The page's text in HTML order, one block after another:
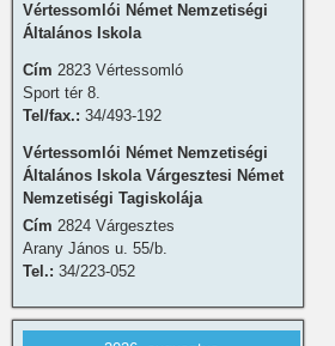
Vértessomlói Német Nemzetiségi
Általános Iskola
Cím 2823 Vértessomló
Sport tér 8.
Tel/fax.: 34/493-192
Vértessomlói Német Nemzetiségi
Általános Iskola Várgesztesi Német
Nemzetiségi Tagiskolája
Cím 2824 Várgesztes
Arany János u. 55/b.
Tel.: 34/223-052